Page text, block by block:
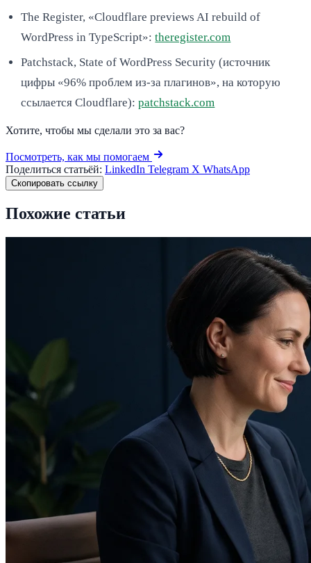
The Register, «Cloudflare previews AI rebuild of
WordPress in TypeScript»:theregister.com
Patchstack, State of WordPress Security (источник
цифры «96% проблем из-за плагинов», на которую
ссылается Cloudflare):patchstack.com
Хотите, чтобы мы сделали это за вас?
Посмотреть, как мы помогаем
Поделиться статьёй: LinkedIn Telegram X WhatsApp
Скопировать ссылку
Похожие статьи